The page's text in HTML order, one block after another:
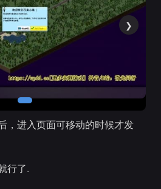
❯
，进入页面可移动的时候才发
行了.